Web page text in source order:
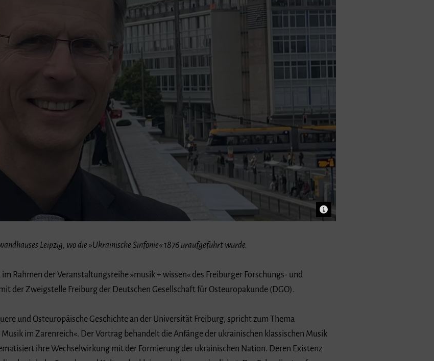
Leipzig, wo die »Ukrainische Sinfonie« 1876 uraufgeführt wurde.
Rahmen der Veranstaltungsreihe »musik + wissen« des Freiburger Forschungs- und
der Zweigstelle Freiburg der Deutschen Gesellschaft für Osteuropakunde (DGO).
und Osteuropäische Geschichte an der Universität Freiburg, spricht zum Thema
im Zarenreich«. Der Vortrag behandelt die Anfänge der ukrainischen klassischen Musik
ihre Wechselwirkung mit der Formierung der ukrainischen Nation. Deren Existenz